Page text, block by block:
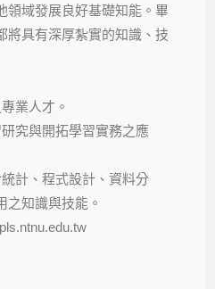
領域發展良好基礎知能。畢
將具有深厚紮實的知識、技
業人才。
究與開拓學習實務之應
計、程式設計、資料分
之知識與技能。